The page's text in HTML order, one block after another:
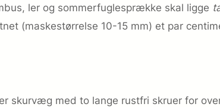
ler og sommerfuglesprække skal ligge
(maskestørrelse 10-15 mm) et par
skurvæg med to lange rustfri skruer for